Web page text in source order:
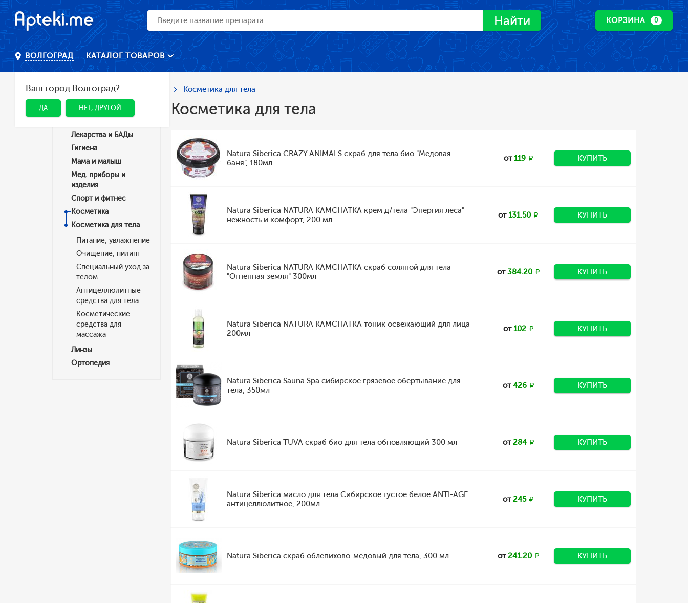
Найти КОРЗИНА 0
ВОЛГОГРАД
Ваш город Волгоград?
ДА НЕТ, ДРУГОЙ
КАТАЛОГ ТОВАРОВ
Главная Каталог Косметика Косметика для тела
Категории
Лекарства и БАДы
Гигиена
Мама и малыш
Мед. приборы и
изделия
Спорт и фитнес
Косметика
Косметика для тела
Питание, увлажнение
Очищение, пилинг
Специальный уход за
телом
Антицеллюлитные
средства для тела
Косметические
средства для
массажа
Линзы
Ортопедия
Косметика для тела
Natura Siberica CRAZY ANIMALS скраб для тела био "Медовая
баня", 180мл
от119 КУПИТЬ
Natura Siberica NATURA KAMCHATKA крем д/тела "Энергия леса"
нежность и комфорт, 200 мл
от131.50 КУПИТЬ
Natura Siberica NATURA KAMCHATKA скраб соляной для тела
"Огненная земля" 300мл
от384.20 КУПИТЬ
Natura Siberica NATURA KAMCHATKA тоник освежающий для лица
200мл
от102 КУПИТЬ
Natura Siberica Sauna Spa сибирское грязевое обертывание для
тела, 350мл
от426 КУПИТЬ
Natura Siberica TUVA скраб био для тела обновляющий 300 мл от284 КУПИТЬ
Natura Siberica масло для тела Сибирское густое белое ANTI-AGE
антицеллюлитное, 200мл
от245 КУПИТЬ
Natura Siberica скраб облепихово-медовый для тела, 300 мл от241.20 КУПИТЬ